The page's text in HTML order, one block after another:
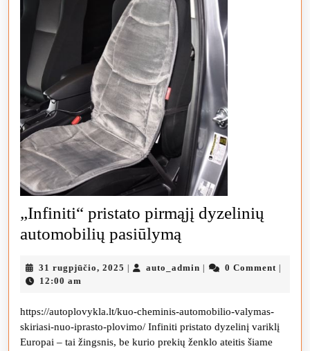
„Infiniti“ pristato pirmąjį dyzelinių
automobilių pasiūlymą
pirmąjį
automobilių
pasiūlymą
31 rugpjūčio, 2025 31
auto_admin auto_admin
0 Comment
12:00 am
https://autoplovykla.lt/kuo-cheminis-automobilio-valymas-
skiriasi-nuo-iprasto-plovimo/ Infiniti pristato dyzelinį variklį
Europai – tai žingsnis, be kurio prekių ženklo ateitis šiame